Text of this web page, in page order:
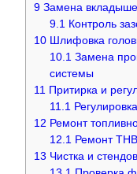
9 Замена
9.1 Контроль
10 Шлифовка
10.1 Замена
системы
11 Притирка и
11.1
12 Ремонт
12.1 Ремонт
13 Чистка и